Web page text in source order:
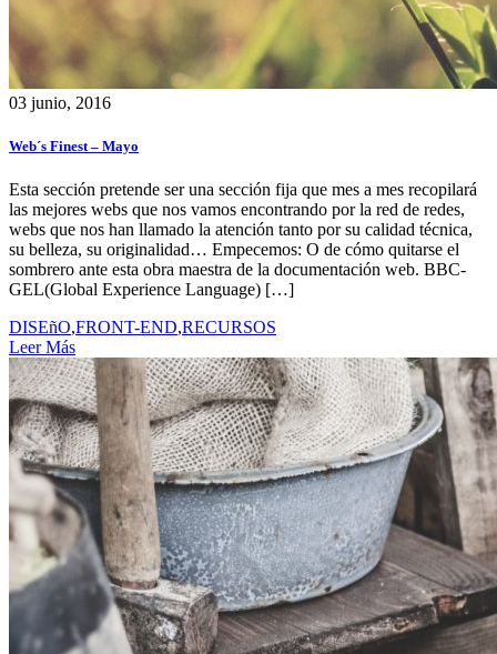
03 junio, 2016
Web´s Finest – Mayo
Esta sección pretende ser una sección fija que mes a mes recopilará
las mejores webs que nos vamos encontrando por la red de redes,
webs que nos han llamado la atención tanto por su calidad técnica,
su belleza, su originalidad… Empecemos: O de cómo quitarse el
sombrero ante esta obra maestra de la documentación web. BBC-
GEL(Global Experience Language) […]
DISEñO,FRONT-END,RECURSOS
Leer Más